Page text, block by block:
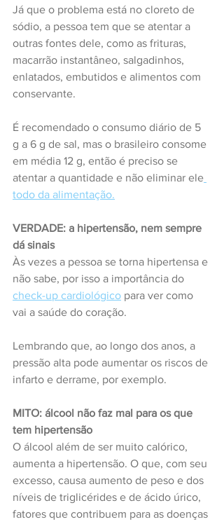
Já que o problema está no cloreto de
sódio, a pessoa tem que se atentar a
outras fontes dele, como as frituras,
macarrão instantâneo, salgadinhos,
enlatados, embutidos e alimentos com
conservante.
É recomendado o consumo diário de 5
g a 6 g de sal, mas o brasileiro consome
em média 12 g, então é preciso se
atentar a quantidade e não eliminar ele
todo da alimentação.
VERDADE: a hipertensão, nem sempre
dá sinais
Às vezes a pessoa se torna hipertensa e
não sabe, por isso a importância do
check-up cardiológico para ver como
vai a saúde do coração.
Lembrando que, ao longo dos anos, a
pressão alta pode aumentar os riscos de
infarto e derrame, por exemplo.
MITO: álcool não faz mal para os que
tem hipertensão
O álcool além de ser muito calórico,
aumenta a hipertensão. O que, com seu
excesso, causa aumento de peso e dos
níveis de triglicérides e de ácido úrico,
fatores que contribuem para as doenças